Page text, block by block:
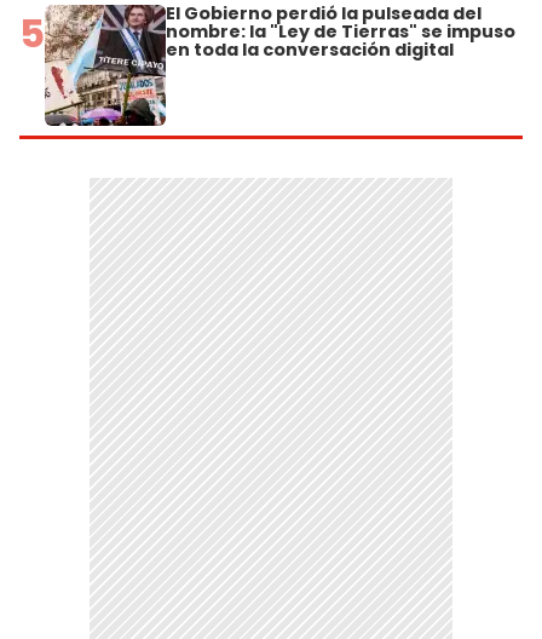
5 El Gobierno perdió la pulseada del
nombre: la "Ley de Tierras" se impuso
en toda la conversación digital